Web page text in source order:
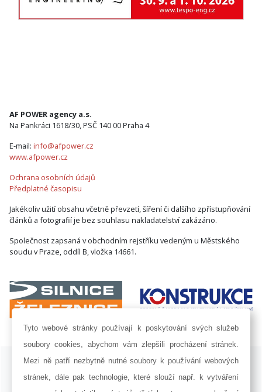
AF POWER agency a.s.
Na Pankráci 1618/30, PSČ 140 00 Praha 4
E-mail: info@afpower.cz
www.afpower.cz
Ochrana osobních údajů
Předplatné časopisu
Jakékoliv užití obsahu včetně převzetí, šíření či dalšího zpřístupňování
článků a fotografií je bez souhlasu nakladatelství zakázáno.
Společnost zapsaná v obchodním rejstříku vedeným u Městského
soudu v Praze, oddíl B, vložka 14661.
ISSN 1802-8535 © 2009 - 2026 AF POWER agency a.s. |
Nastavení
Developed by:
Railsformers s.r.o.
Tyto webové stránky používají k poskytování svých služeb
soubory cookies, abychom vám zlepšili procházení stránek.
Mezi ně patří nezbytně nutné soubory k používání webových
stránek, dále pak technologie, které slouží např. k vytváření